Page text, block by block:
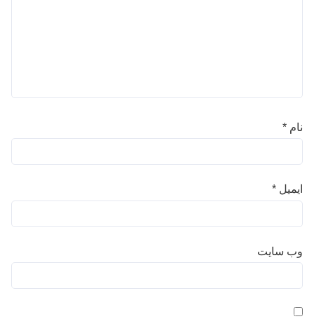
نام *
ایمیل *
وب‌ سایت